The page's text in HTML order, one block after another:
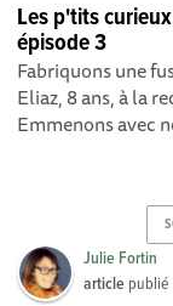
Les p'tits
épisode 3
Fabriquons une
Eliaz, 8 ans, à la
Emmenons avec
Julie Fortin
article